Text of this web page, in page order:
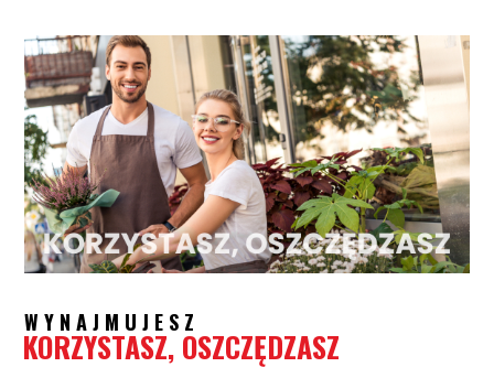
WYNAJMUJESZ
KORZYSTASZ, OSZCZĘDZASZ